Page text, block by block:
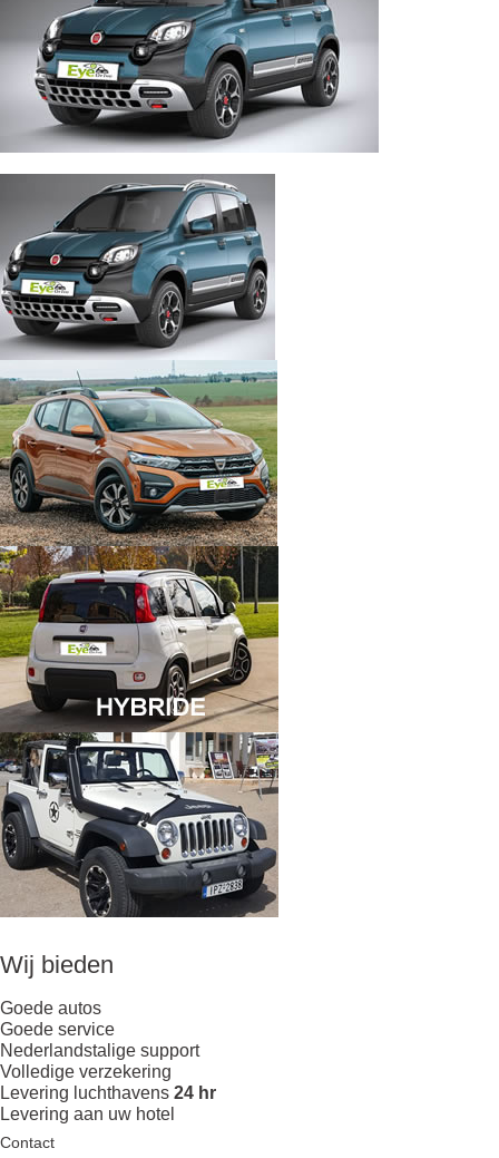
Wij bieden
Goede autos
Goede service
Nederlandstalige support
Volledige verzekering
Levering luchthavens 24 hr
Levering aan uw hotel
Contact